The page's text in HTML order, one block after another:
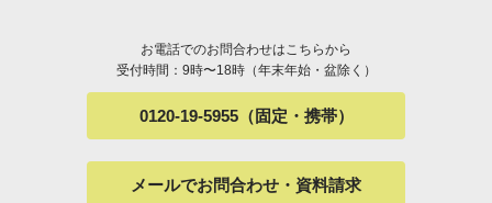
お電話でのお問合わせはこちらから
受付時間：9時〜18時（年末年始・盆除く）
0120-19-5955（固定・携帯）
メールでお問合わせ・資料請求